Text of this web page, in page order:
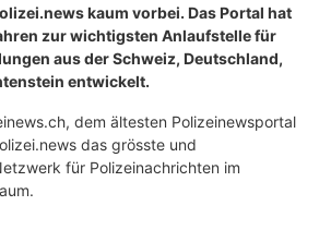
kaum vorbei. Das Portal hat
zur wichtigsten Anlaufstelle für
aus der Schweiz, Deutschland,
entwickelt.
dem ältesten Polizeinewsportal
das grösste und
für Polizeinachrichten im